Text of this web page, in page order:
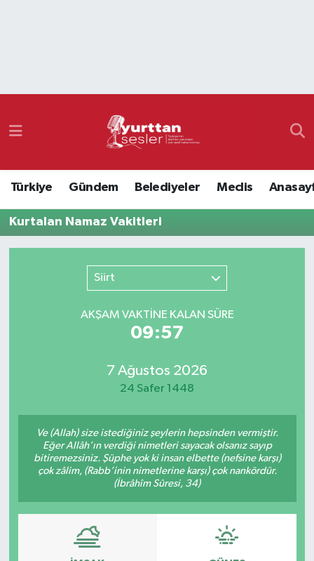
Türkiye Gündem Belediyeler Meclis
Kurtalan Namaz Vakitleri
Siirt
AKŞAM VAKTİNE KALAN SÜRE
09:57
7 Ağustos 2026
24 Safer 1448
Ve (Allah) size istediğiniz şeylerin hepsinden vermiştir.
Eğer Allâh’ın verdiği nimetleri sayacak olsanız sayıp
bitiremezsiniz. Şüphe yok ki insan elbette (nefsine karşı)
çok zâlim, (Rabb’inin nimetlerine karşı) çok nankördür.
(İbrâhîm Sûresi, 34)
Namaz Vakitleri
Süper Lig Puan Durumu ve Fikstür
Son Dakika Haberleri